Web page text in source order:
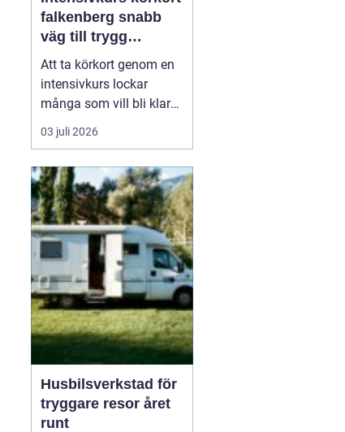
falkenberg snabb
väg till trygg
körning
Att ta körkort genom en
intensivkurs lockar
många som vill bli klara
snabbt utan att tumma
på kvaliteten. För den
Falkenberg kan en
välplanerad
intensivutbildning
innebära att körkortet är
i handen på bara några
veckor. Nyckeln h...
03 juli 2026
Husbilsverkstad för
tryggare resor året
runt